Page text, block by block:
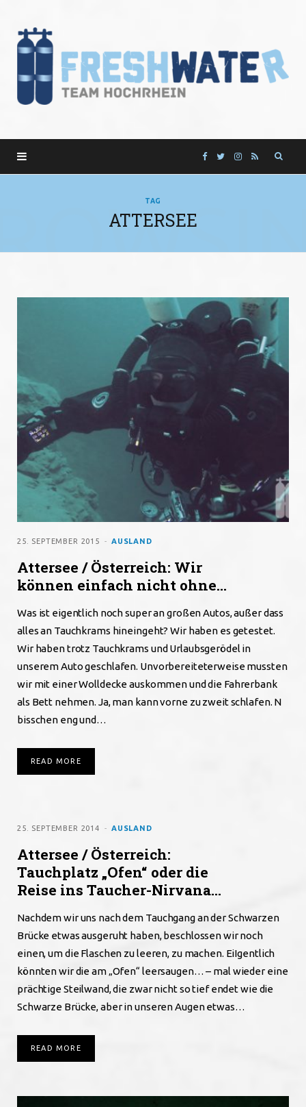
F
b
T
t
I
a
R
TAG
ATTERSEE
AUSLAND
25. SEPTEMBER 2015
Attersee / Österreich: Wir
können einfach nicht ohne…
Was ist eigentlich noch super an großen Autos, außer dass
alles an Tauchkrams hineingeht? Wir haben es getestet.
Wir haben trotz Tauchkrams und Urlaubsgerödel in
unserem Auto geschlafen. Unvorbereiteterweise mussten
wir mit einer Wolldecke auskommen und die Fahrerbank
als Bett nehmen. Ja, man kann vorne zu zweit schlafen. N
bisschen eng und…
READ MORE
AUSLAND
25. SEPTEMBER 2014
Attersee / Österreich:
Tauchplatz „Ofen“ oder die
Reise ins Taucher-Nirvana…
Nachdem wir uns nach dem Tauchgang an der Schwarzen
Brücke etwas ausgeruht haben, beschlossen wir noch
einen, um die Flaschen zu leeren, zu machen. EiIgentlich
könnten wir die am „Ofen“ leersaugen… – mal wieder eine
prächtige Steilwand, die zwar nicht so tief endet wie die
Schwarze Brücke, aber in unseren Augen etwas…
READ MORE